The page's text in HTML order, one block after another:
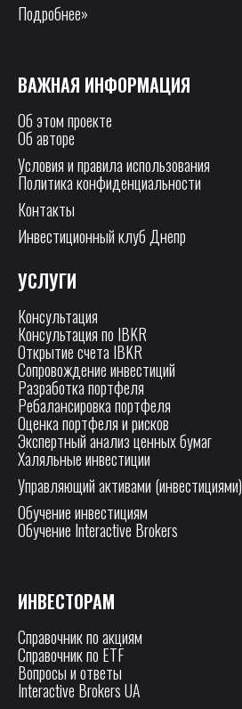
Подробнее»
ВАЖНАЯ ИНФОРМАЦИЯ
Об этом проекте
Об авторе
Условия и правила использования
Политика конфиденциальности
Контакты
Инвестиционный клуб Днепр
УСЛУГИ
Консультация
Консультация по IBKR
Открытие счета IBKR
Сопровождение инвестиций
Разработка портфеля
Ребалансировка портфеля
Оценка портфеля и рисков
Экспертный анализ ценных бумаг
Халяльные инвестиции
Управляющий активами (инвестициями)
Обучение инвестициям
Обучение Interactive Brokers
ИНВЕСТОРАМ
Справочник по акциям
Справочник по ETF
Вопросы и ответы
Interactive Brokers UA